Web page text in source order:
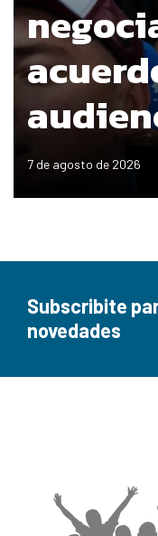
7 de agosto de 2026
Subscribite
novedades